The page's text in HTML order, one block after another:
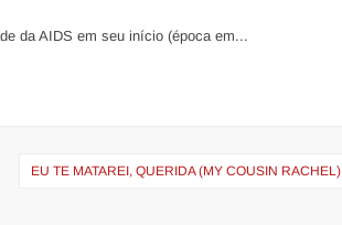
da AIDS em seu início (época em...
EU TE MATAREI, QUERIDA (MY COUSIN RACHEL)